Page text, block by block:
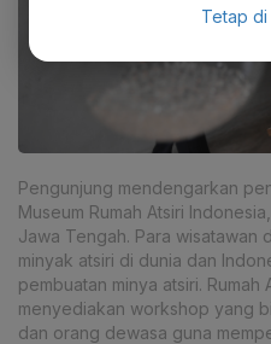
Pengunjung mendengarkan
Museum Rumah Atsiri
Jawa Tengah. Para wisatawan
minyak atsiri di dunia dan
pembuatan minya atsiri. Rumah
menyediakan workshop yang
dan orang dewasa guna
Tetap